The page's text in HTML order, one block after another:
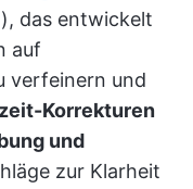
), das entwickelt
auf
verfeinern und
Korrekturen
und
zur Klarheit